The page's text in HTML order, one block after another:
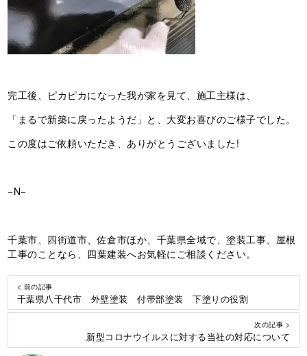
完工後、ピカピカになった我が家を見て、施工主様は、
「まるで新築に戻ったようだ」と、大変お喜びのご様子でした。
この度はご依頼いただき、ありがとうございました!
−N−
千葉市、四街道市、佐倉市ほか、千葉県全域で、塗装工事、屋根
工事のことなら、四葉建装へお気軽にご相談ください。
< 前の記事
千葉県八千代市 外壁塗装 付帯部塗装 下塗りの役割
次の記事 >
新型コロナウイルスに対する当社の対応について